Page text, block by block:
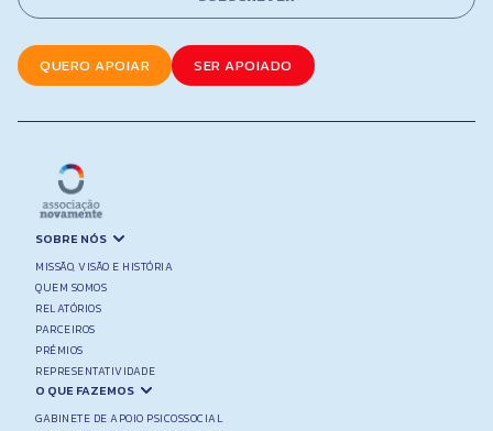
*
QUERO APOIAR SER APOIADO
SOBRE NÓS
MISSÃO, VISÃO E HISTÓRIA
QUEM SOMOS
RELATÓRIOS
PARCEIROS
PRÉMIOS
REPRESENTATIVIDADE
O QUE FAZEMOS
GABINETE DE APOIO PSICOSSOCIAL